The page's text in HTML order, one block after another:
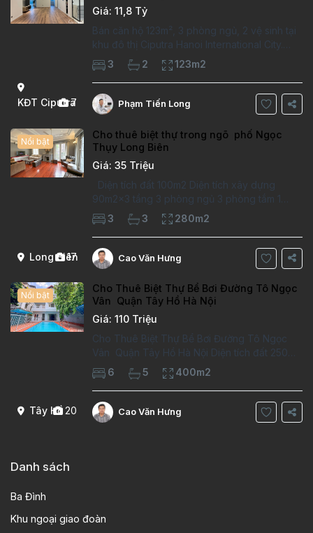
KĐT Ciputra
7
Giá: 11,8 Tỷ
Bán căn hộ 123m², 3 phòng ngủ, 2 vệ sinh tại
khu đô thị Ciputra Hanoi International City.
Căn hộ đã sửa mới kỹ, chất lượng cao, sàn
gỗ, bếp hiện đại, không gian thoáng sáng.
Thông tin căn hộ: Diện tích:
3 2 123m2
Phạm Tiến Long
Long Biên
17
Nổi bật
Cho thuê biệt thự trong ngõ phố Ngọc
Thụy Long Biên
Giá: 35 Triệu
Diện tích đất 100m2 Diện tích xây dựng
90m2x3 tầng 3 phòng ngủ 3 phòng tắm 1
phòng làm việc Vị trí ý tưởng 10 phút đi bộ tới
trường việt pháp Ngôi nhà được thiết kế theo
kiểu phát cổ,trong khu dân
3 3 280m2
Cao Văn Hưng
Tây Hồ20
Nổi bật
Cho Thuê Biệt Thự Bể Bơi Đường Tô Ngọc
Vân Quận Tây Hồ Hà Nội
Giá: 110 Triệu
Cho Thuê Biệt Thự Bể Bơi Đường Tô Ngọc
Vân Quận Tây Hồ Hà Nội Diện tích đất 250m2
Diện tích xây dựng 100m2 Xây 4 tầng, 6
phòng ngủ 5 phòng tắm Tầng 1, , phòng
khách , phòng bếp-1wc Tầng 2, 2 phòng
6 5 400m2
Cao Văn Hưng
Danh sách
Ba Đình
Khu ngoại giao đoàn